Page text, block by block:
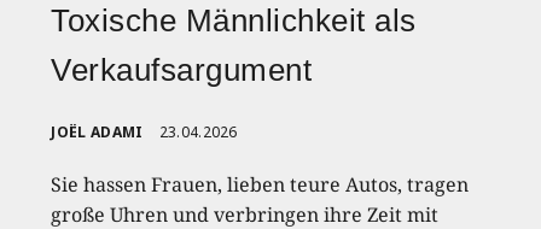
Toxische Männlichkeit als
Verkaufsargument
JOËL ADAMI 23.04.2026
Sie hassen Frauen, lieben teure Autos, tragen
große Uhren und verbringen ihre Zeit mit